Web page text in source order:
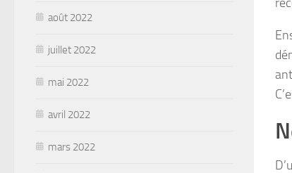
août 2022
juillet 2022
mai 2022
avril 2022
mars 2022